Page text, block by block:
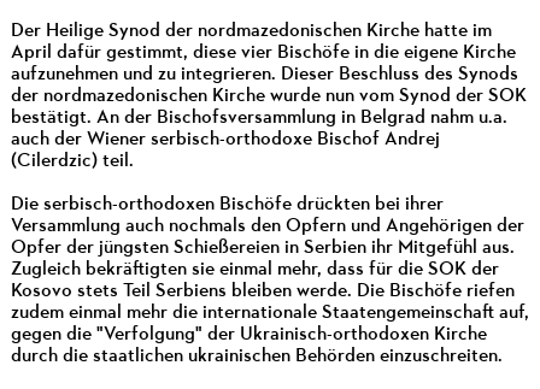
Der Heilige Synod der nordmazedonischen Kirche hatte im
April dafür gestimmt, diese vier Bischöfe in die eigene Kirche
aufzunehmen und zu integrieren. Dieser Beschluss des Synods
der nordmazedonischen Kirche wurde nun vom Synod der SOK
bestätigt. An der Bischofsversammlung in Belgrad nahm u.a.
auch der Wiener serbisch-orthodoxe Bischof Andrej
(Cilerdzic) teil.
Die serbisch-orthodoxen Bischöfe drückten bei ihrer
Versammlung auch nochmals den Opfern und Angehörigen der
Opfer der jüngsten Schießereien in Serbien ihr Mitgefühl aus.
Zugleich bekräftigten sie einmal mehr, dass für die SOK der
Kosovo stets Teil Serbiens bleiben werde. Die Bischöfe riefen
zudem einmal mehr die internationale Staatengemeinschaft auf,
gegen die "Verfolgung" der Ukrainisch-orthodoxen Kirche
durch die staatlichen ukrainischen Behörden einzuschreiten.